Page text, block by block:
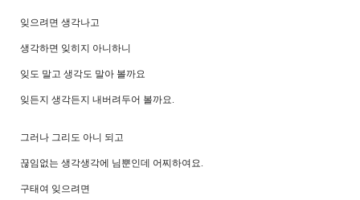
잊으려면 생각나고
생각하면 잊히지 아니하니
잊도 말고 생각도 말아 볼까요
잊든지 생각든지 내버려두어 볼까요.
그러나 그리도 아니 되고
끊임없는 생각생각에 님뿐인데 어찌하여요.
​구태여 잊으려면